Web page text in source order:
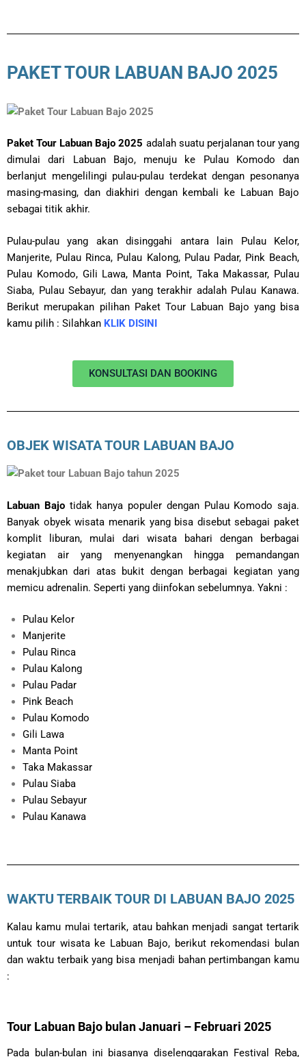
PAKET TOUR LABUAN BAJO 2025
Paket Tour Labuan Bajo 2025 adalah suatu perjalanan tour yang
dimulai dari Labuan Bajo, menuju ke Pulau Komodo dan
berlanjut mengelilingi pulau-pulau terdekat dengan pesonanya
masing-masing, dan diakhiri dengan kembali ke Labuan Bajo
sebagai titik akhir.
Pulau-pulau yang akan disinggahi antara lain Pulau Kelor,
Manjerite, Pulau Rinca, Pulau Kalong, Pulau Padar, Pink Beach,
Pulau Komodo, Gili Lawa, Manta Point, Taka Makassar, Pulau
Siaba, Pulau Sebayur, dan yang terakhir adalah Pulau Kanawa.
Berikut merupakan pilihan Paket Tour Labuan Bajo yang bisa
kamu pilih : Silahkan KLIK DISINI
KONSULTASI DAN BOOKING
OBJEK WISATA TOUR LABUAN BAJO
Labuan Bajotidak hanya populer dengan Pulau Komodo saja.
Banyak obyek wisata menarik yang bisa disebut sebagai paket
komplit liburan, mulai dari wisata bahari dengan berbagai
kegiatan air yang menyenangkan hingga pemandangan
menakjubkan dari atas bukit dengan berbagai kegiatan yang
memicu adrenalin. Seperti yang diinfokan sebelumnya. Yakni :
Pulau Kelor
Manjerite
Pulau Rinca
Pulau Kalong
Pulau Padar
Pink Beach
Pulau Komodo
Gili Lawa
Manta Point
Taka Makassar
Pulau Siaba
Pulau Sebayur
Pulau Kanawa
WAKTU TERBAIK TOUR DI LABUAN BAJO 2025
Kalau kamu mulai tertarik, atau bahkan menjadi sangat tertarik
untuk tour wisata ke Labuan Bajo, berikut rekomendasi bulan
dan waktu terbaik yang bisa menjadi bahan pertimbangan kamu
:
Tour Labuan Bajo bulan Januari – Februari 2025
Pada bulan-bulan ini biasanya diselenggarakan Festival Reba,